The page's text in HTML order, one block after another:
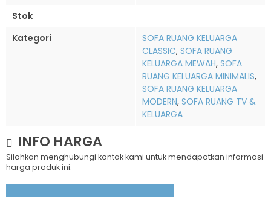
Stok
Kategori
SOFA RUANG KELUARGA
CLASSIC, SOFA RUANG
KELUARGA MEWAH, SOFA
RUANG KELUARGA MINIMALIS,
SOFA RUANG KELUARGA
MODERN, SOFA RUANG TV &
KELUARGA
INFO HARGA
Silahkan menghubungi kontak kami untuk mendapatkan informasi
harga produk ini.